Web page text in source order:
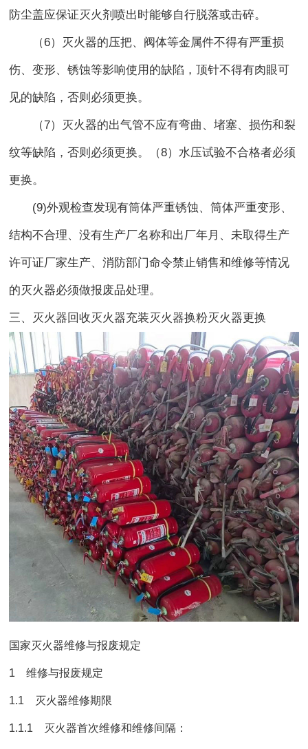
防尘盖应保证灭火剂喷出时能够自行脱落或击碎。
（6）灭火器的压把、阀体等金属件不得有严重损
伤、变形、锈蚀等影响使用的缺陷，顶针不得有肉眼可
见的缺陷，否则必须更换。
（7）灭火器的出气管不应有弯曲、堵塞、损伤和裂
纹等缺陷，否则必须更换。（8）水压试验不合格者必须
更换。
(9)外观检查发现有筒体严重锈蚀、筒体严重变形、
结构不合理、没有生产厂名称和出厂年月、未取得生产
许可证厂家生产、消防部门命令禁止销售和维修等情况
的灭火器必须做报废品处理。
三、灭火器回收灭火器充装灭火器换粉灭火器更换
国家灭火器维修与报废规定
1 维修与报废规定
1.1 灭火器维修期限
1.1.1 灭火器首次维修和维修间隔：